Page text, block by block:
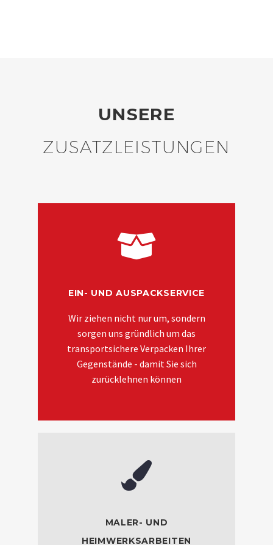
UNSERE
ZUSATZLEISTUNGEN
EIN- UND AUSPACKSERVICE
Wir ziehen nicht nur um, sondern
sorgen uns gründlich um das
transportsichere Verpacken Ihrer
Gegenstände - damit Sie sich
zurücklehnen können
MALER- UND
HEIMWERKSARBEITEN